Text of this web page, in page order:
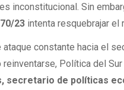
inconstitucional. Sin
23 intenta resquebrajar el
ataque constante hacia el
reinventarse, Política del
secretario de políticas